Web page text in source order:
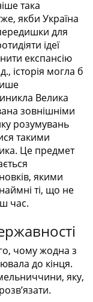
така
якби Україна
для
ідеї
експансію
історія могла б
Велика
зовнішніми
розумувань
такими
Це предмет
якими
ті, що не
час.
чому жодна з
до кінця.
яку,